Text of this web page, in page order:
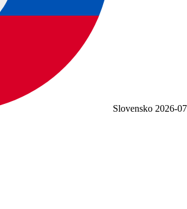
Slovensko 2026-